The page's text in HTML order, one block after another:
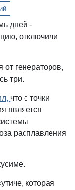
дней -
отключили
от генераторов,
три.
что с точки
является
расплавления
которая